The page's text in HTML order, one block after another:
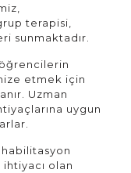
terapisi,
sunmaktadır.
etmek için
Uzman
uygun
olan